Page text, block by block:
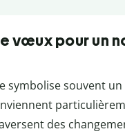
vœux pour un
symbolise souvent
des